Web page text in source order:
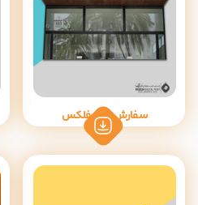
سفارش بنر و فلکس